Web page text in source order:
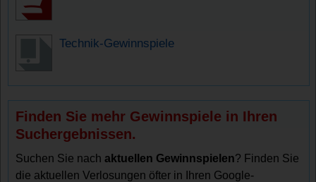
Technik-Gewinnspiele
Finden Sie mehr Gewinnspiele in Ihren
Suchergebnissen.
Suchen Sie nachaktuellen Gewinnspielen? Finden Sie
die aktuellen Verlosungen öfter in Ihren Google-